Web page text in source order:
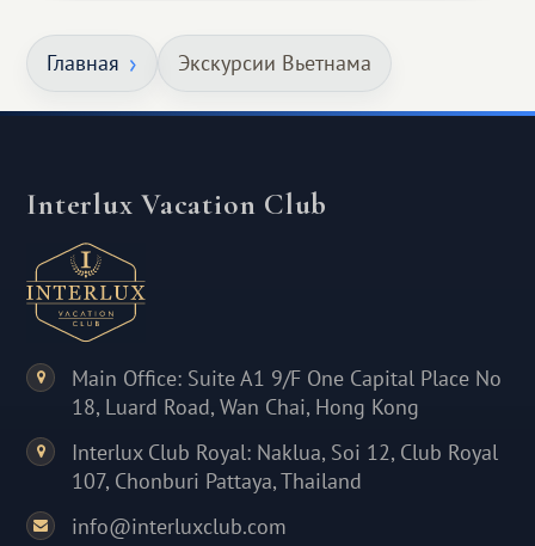
добираться туда вы будете над морем
по канатной дороге, которая
занесена в книгу рекордов Гиннеса,
Океанариум;
Главная Экскурсии Вьетнама
Interlux Vacation Club
Main Office: Suite A1 9/F One Capital Place No
18, Luard Road, Wan Chai, Hong Kong
Interlux Club Royal: Naklua, Soi 12, Club Royal
107, Chonburi Pattaya, Thailand
info@interluxclub.com